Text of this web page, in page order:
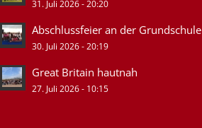
31. Juli 2026 - 20:20
Abschlussfeier an der Grundschule
30. Juli 2026 - 20:19
Great Britain hautnah
27. Juli 2026 - 10:15